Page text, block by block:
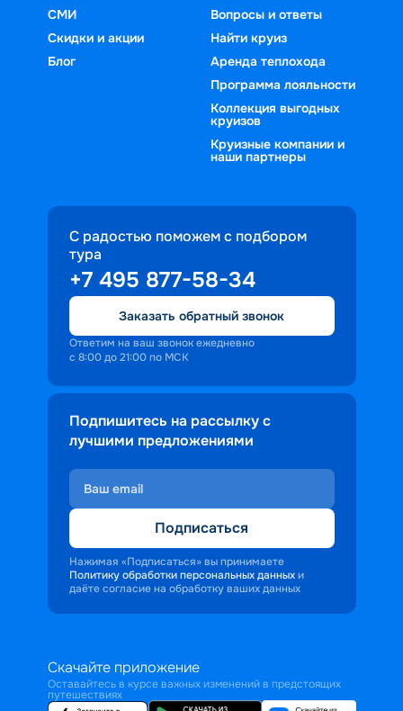
СМИ
Скидки и акции
Блог
Вопросы и ответы
Найти круиз
Аренда теплохода
Программа лояльности
Коллекция выгодных
круизов
Круизные компании и
наши партнеры
С радостью поможем с подбором
тура
+7 495 877-58-34
Заказать обратный звонок
Ответим на ваш звонок ежедневно
с 8:00 до 21:00 по МСК
Подпишитесь на рассылку с
лучшими предложениями
Подписаться
Нажимая «Подписаться» вы принимаете
Политику обработки персональных данных и
даёте согласие на обработку ваших данных
Скачайте приложение
Оставайтесь в курсе важных изменений в предстоящих
путешествиях